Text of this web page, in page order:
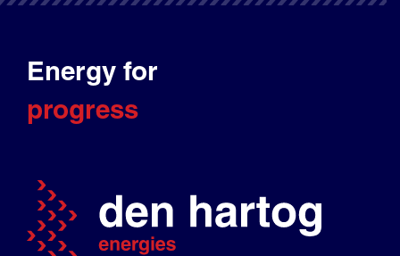
Energy for
progress